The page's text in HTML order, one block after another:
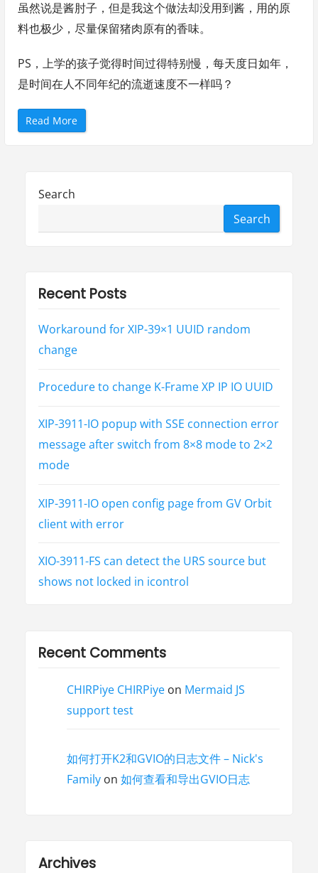
虽然说是酱肘子，但是我这个做法却没用到酱，用的原
料也极少，尽量保留猪肉原有的香味。
PS，上学的孩子觉得时间过得特别慢，每天度日如年，
是时间在人不同年纪的流逝速度不一样吗？
Read More“
王
Search
Search
Recent Posts
Workaround for XIP-39×1 UUID random
change
Procedure to change K-Frame XP IP IO UUID
XIP-3911-IO popup with SSE connection error
message after switch from 8×8 mode to 2×2
mode
XIP-3911-IO open config page from GV Orbit
client with error
XIO-3911-FS can detect the URS source but
shows not locked in icontrol
Recent Comments
CHIRPiye CHIRPiyeon Mermaid JS
support test
如何打开K2和GVIO的日志文件 – Nick's
Familyon 如何查看和导出GVIO日志
Archives